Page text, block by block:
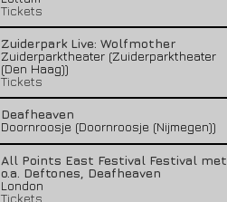
Tickets
Zuiderpark Live: Wolfmother
Zuiderparktheater (Zuiderparktheater
(Den Haag))
Tickets
Deafheaven
Doornroosje (Doornroosje (Nijmegen))
All Points East Festival Festival met
o.a. Deftones, Deafheaven
London
Tickets